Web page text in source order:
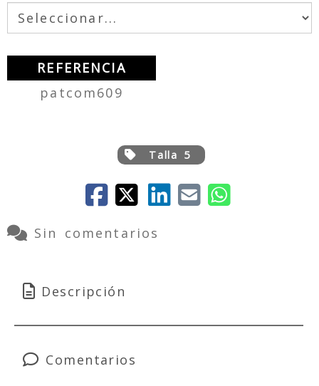
REFERENCIA
patcom609
Talla 5
Sin comentarios
Descripción
Comentarios